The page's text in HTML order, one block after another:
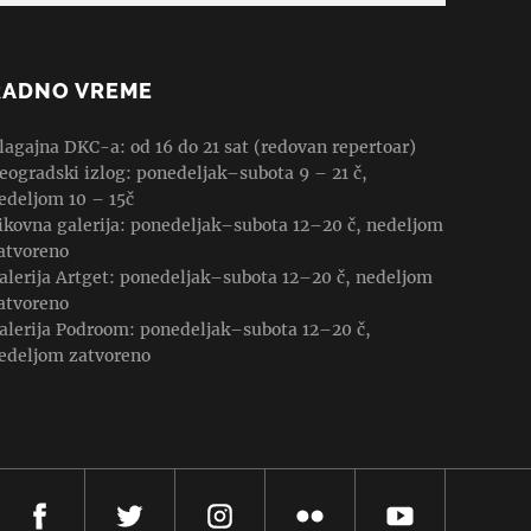
VREME
DKC-a: od 16 do 21 sat (redovan repertoar)
izlog: ponedeljak–subota 9 – 21 č,
10 – 15č
galerija: ponedeljak–subota 12–20 č, nedeljom
Artget: ponedeljak–subota 12–20 č, nedeljom
Podroom: ponedeljak–subota 12–20 č,
zatvoreno